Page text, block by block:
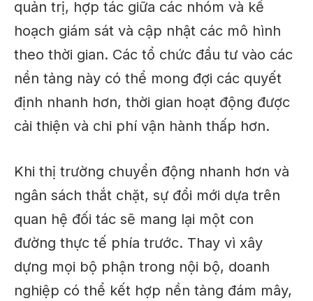
quản trị, hợp tác giữa các nhóm và kế
hoạch giám sát và cập nhật các mô hình
theo thời gian. Các tổ chức đầu tư vào các
nền tảng này có thể mong đợi các quyết
định nhanh hơn, thời gian hoạt động được
cải thiện và chi phí vận hành thấp hơn.
Khi thị trường chuyển động nhanh hơn và
ngân sách thắt chặt, sự đổi mới dựa trên
quan hệ đối tác sẽ mang lại một con
đường thực tế phía trước. Thay vì xây
dựng mọi bộ phận trong nội bộ, doanh
nghiệp có thể kết hợp nền tảng đám mây,